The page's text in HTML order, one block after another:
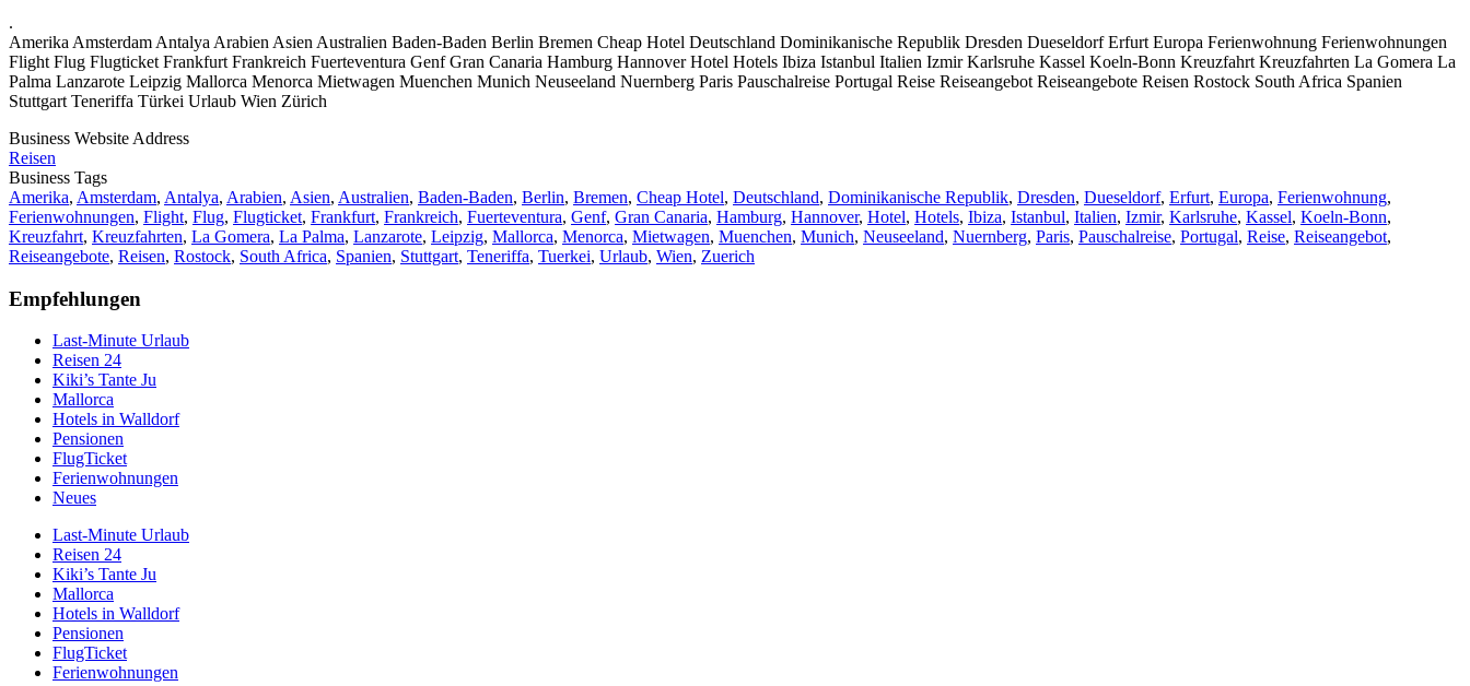
.
Amerika Amsterdam Antalya Arabien Asien Australien Baden-Baden Berlin Bremen Cheap Hotel Deutschland Dominikanische Republik Dresden Dueseldorf Erfurt Europa Ferienwohnung Ferienwohnungen
Flight Flug Flugticket Frankfurt Frankreich Fuerteventura Genf Gran Canaria Hamburg Hannover Hotel Hotels Ibiza Istanbul Italien Izmir Karlsruhe Kassel Koeln-Bonn Kreuzfahrt Kreuzfahrten La Gomera La
Palma Lanzarote Leipzig Mallorca Menorca Mietwagen Muenchen Munich Neuseeland Nuernberg Paris Pauschalreise Portugal Reise Reiseangebot Reiseangebote Reisen Rostock South Africa Spanien
Stuttgart Teneriffa Türkei Urlaub Wien Zürich
Business Website Address
Reisen
Business Tags
Amerika, Amsterdam, Antalya, Arabien, Asien, Australien, Baden-Baden, Berlin, Bremen, Cheap Hotel, Deutschland, Dominikanische Republik, Dresden, Dueseldorf, Erfurt, Europa, Ferienwohnung,
Ferienwohnungen, Flight, Flug, Flugticket, Frankfurt, Frankreich, Fuerteventura, Genf, Gran Canaria, Hamburg, Hannover, Hotel, Hotels, Ibiza, Istanbul, Italien, Izmir, Karlsruhe, Kassel, Koeln-Bonn,
Kreuzfahrt, Kreuzfahrten, La Gomera, La Palma, Lanzarote, Leipzig, Mallorca, Menorca, Mietwagen, Muenchen, Munich, Neuseeland, Nuernberg, Paris, Pauschalreise, Portugal, Reise, Reiseangebot,
Reiseangebote, Reisen, Rostock, South Africa, Spanien, Stuttgart, Teneriffa, Tuerkei, Urlaub, Wien, Zuerich
Empfehlungen
Last-Minute Urlaub
Reisen 24
Kiki’s Tante Ju
Mallorca
Hotels in Walldorf
Pensionen
FlugTicket
Ferienwohnungen
Neues
Last-Minute Urlaub
Reisen 24
Kiki’s Tante Ju
Mallorca
Hotels in Walldorf
Pensionen
FlugTicket
Ferienwohnungen